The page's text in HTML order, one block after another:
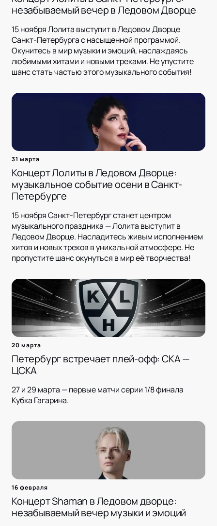
незабываемый вечер в Ледовом Дворце
15 ноября Лолита выступит в Ледовом Дворце
Санкт-Петербурга с насыщенной программой.
Окунитесь в мир музыки и эмоций, наслаждаясь
любимыми хитами и новыми треками. Не упустите
шанс стать частью этого музыкального события!
31 марта
Концерт Лолиты в Ледовом Дворце:
музыкальное событие осени в Санкт-
Петербурге
15 ноября Санкт-Петербург станет центром
музыкального праздника — Лолита выступит в
Ледовом Дворце. Насладитесь живым исполнением
хитов и новых треков в уникальной атмосфере. Не
пропустите шанс окунуться в мир её творчества!
20 марта
Петербург встречает плей-офф: СКА —
ЦСКА
27 и 29 марта — первые матчи серии 1/8 финала
Кубка Гагарина.
16 февраля
Концерт Shaman в Ледовом дворце:
незабываемый вечер музыки и эмоций